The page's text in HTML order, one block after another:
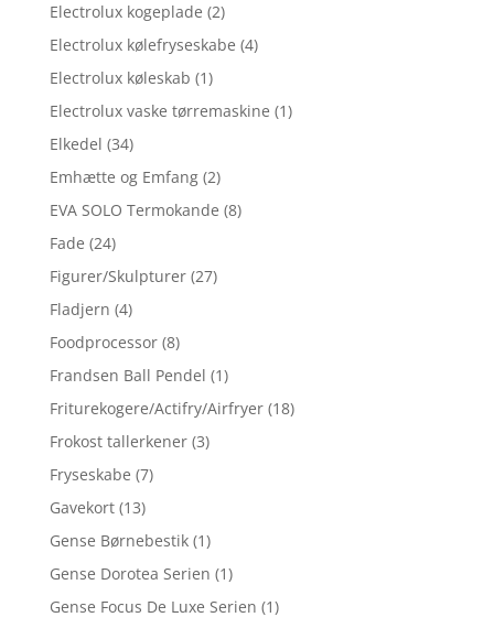
Electrolux kogeplade (2)
Electrolux kølefryseskabe (4)
Electrolux køleskab (1)
Electrolux vaske tørremaskine (1)
Elkedel (34)
Emhætte og Emfang (2)
EVA SOLO Termokande (8)
Fade (24)
Figurer/Skulpturer (27)
Fladjern (4)
Foodprocessor (8)
Frandsen Ball Pendel (1)
Friturekogere/Actifry/Airfryer (18)
Frokost tallerkener (3)
Fryseskabe (7)
Gavekort (13)
Gense Børnebestik (1)
Gense Dorotea Serien (1)
Gense Focus De Luxe Serien (1)